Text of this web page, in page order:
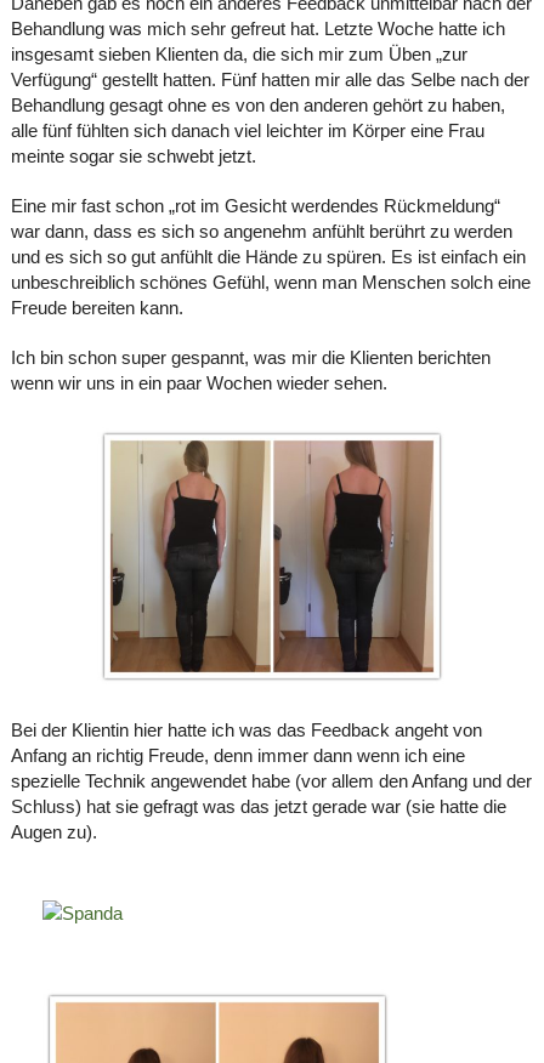
Behandlung was mich sehr gefreut hat. Letzte Woche hatte ich
insgesamt sieben Klienten da, die sich mir zum Üben „zur
Verfügung“ gestellt hatten. Fünf hatten mir alle das Selbe nach der
Behandlung gesagt ohne es von den anderen gehört zu haben,
alle fünf fühlten sich danach viel leichter im Körper eine Frau
meinte sogar sie schwebt jetzt.
Eine mir fast schon „rot im Gesicht werdendes Rückmeldung“
war dann, dass es sich so angenehm anfühlt berührt zu werden
und es sich so gut anfühlt die Hände zu spüren. Es ist einfach ein
unbeschreiblich schönes Gefühl, wenn man Menschen solch eine
Freude bereiten kann.
Ich bin schon super gespannt, was mir die Klienten berichten
wenn wir uns in ein paar Wochen wieder sehen.
Bei der Klientin hier hatte ich was das Feedback angeht von
Anfang an richtig Freude, denn immer dann wenn ich eine
spezielle Technik angewendet habe (vor allem den Anfang und der
Schluss) hat sie gefragt was das jetzt gerade war (sie hatte die
Augen zu).